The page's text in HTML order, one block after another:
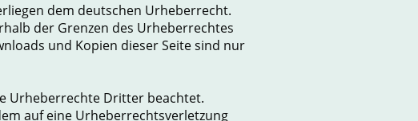
dem deutschen Urheberrecht.
der Grenzen des Urheberrechtes
und Kopien dieser Seite sind nur
Urheberrechte Dritter beachtet.
auf eine Urheberrechtsverletzung